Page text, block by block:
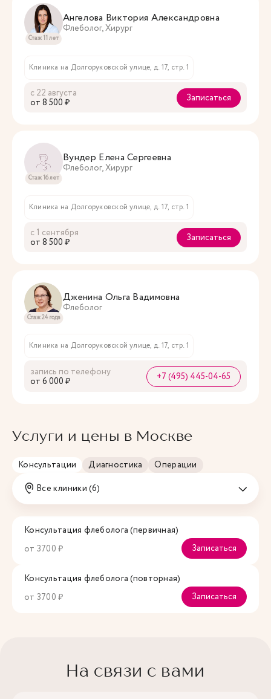
Стаж 11 лет
Ангелова Виктория Александровна
Флеболог, Хирург
Клиника на Долгоруковской улице, д. 17, стр. 1
с 22 августа
oт 8 500 ₽
Записаться
Стаж 16 лет
Вундер Елена Сергеевна
Флеболог, Хирург
Клиника на Долгоруковской улице, д. 17, стр. 1
с 1 сентября
oт 8 500 ₽
Записаться
Стаж 24 года
Дженина Ольга Вадимовна
Флеболог
Клиника на Долгоруковской улице, д. 17, стр. 1
запись по телефону
oт 6 000 ₽
+7 (495) 445-04-65
Услуги и цены в Москве
Консультации Диагностика
Операции
Все клиники (6)
Консультация флеболога (первичная)
от 3700 ₽
Записаться
Консультация флеболога (повторная)
от 3700 ₽
Записаться
На связи с вами